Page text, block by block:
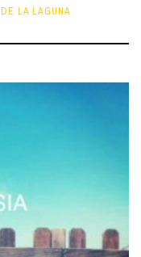
LA LAGUNA